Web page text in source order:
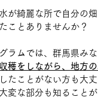
が綺麗な所で自分の
ことありませんか？
ラムでは、群馬県み
穫をしながら、地方
たことがない方も大
変な部分も知ること